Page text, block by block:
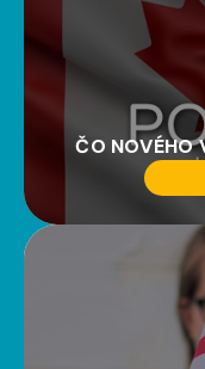
ČO NOVÉHO